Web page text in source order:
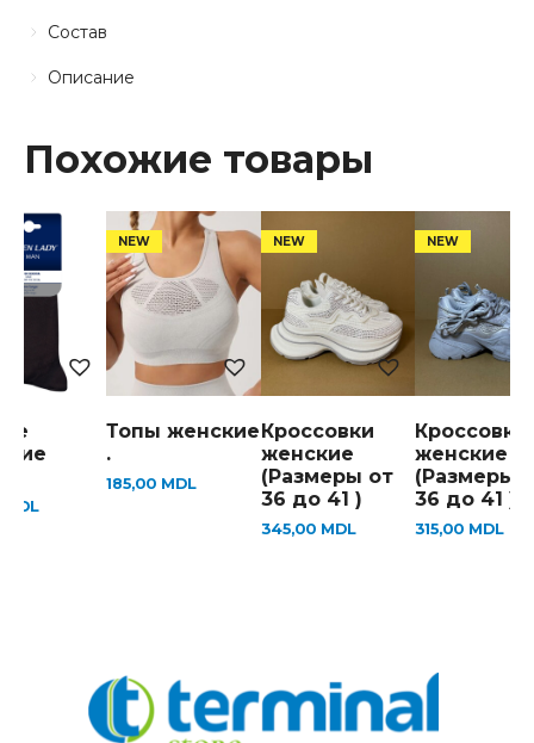
Описание
Состав
Похожие товары
MDL
Топы женские
.
185,00 MDL
Кроссовки
женские
(Размеры от
36 до 41 )
345,00 MDL
Кроссовки
женские
(Размеры
36 до 41 )
315,00 MDL